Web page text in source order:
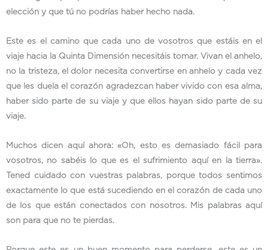
elección y que tú no podrías haber hecho nada.
Este es el camino que cada uno de vosotros que estáis en el
viaje hacia la Quinta Dimensión necesitáis tomar. Vivan el anhelo,
no la tristeza, el dolor necesita convertirse en anhelo y cada vez
que les duela el corazón agradezcan haber vivido con esa alma,
haber sido parte de su viaje y que ellos hayan sido parte de su
viaje.
Muchos dicen aquí ahora: «Oh, esto es demasiado fácil para
vosotros, no sabéis lo que es el sufrimiento aquí en la tierra».
Tened cuidado con vuestras palabras, porque todos sentimos
exactamente lo que está sucediendo en el corazón de cada uno
de los que están conectados con nosotros. Mis palabras aquí
son para que no te pierdas.